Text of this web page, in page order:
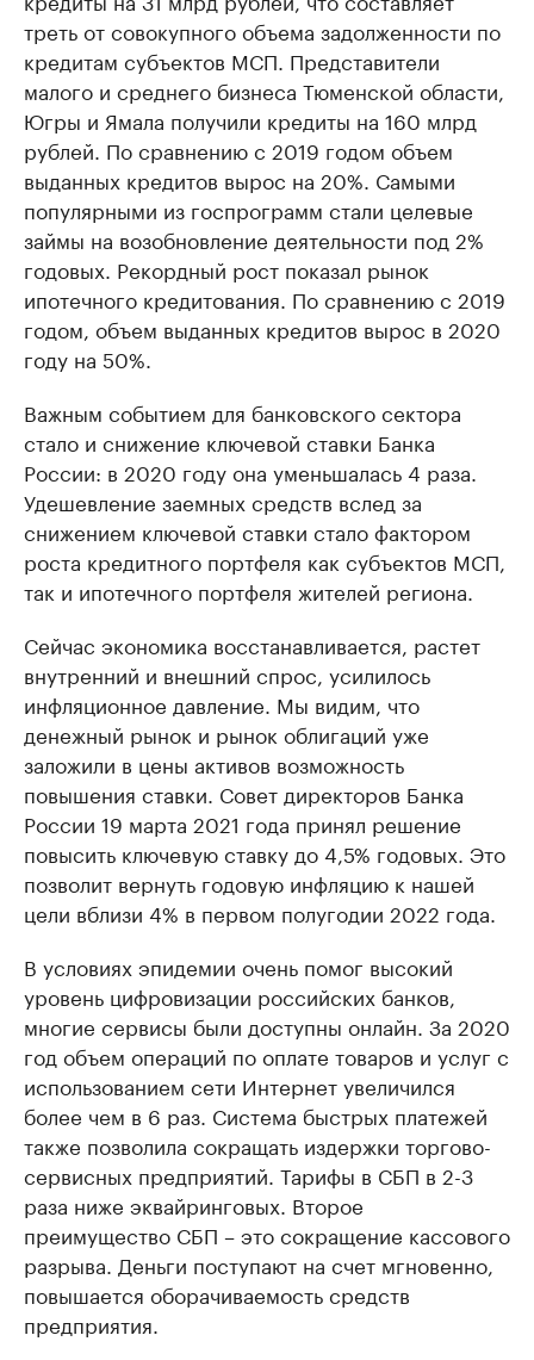
треть от совокупного объема задолженности по
кредитам субъектов МСП. Представители
малого и среднего бизнеса Тюменской области,
Югры и Ямала получили кредиты на 160 млрд
рублей. По сравнению с 2019 годом объем
выданных кредитов вырос на 20%. Самыми
популярными из госпрограмм стали целевые
займы на возобновление деятельности под 2%
годовых. Рекордный рост показал рынок
ипотечного кредитования. По сравнению с 2019
годом, объем выданных кредитов вырос в 2020
году на 50%.
Важным событием для банковского сектора
стало и снижение ключевой ставки Банка
России: в 2020 году она уменьшалась 4 раза.
Удешевление заемных средств вслед за
снижением ключевой ставки стало фактором
роста кредитного портфеля как субъектов МСП,
так и ипотечного портфеля жителей региона.
Сейчас экономика восстанавливается, растет
внутренний и внешний спрос, усилилось
инфляционное давление. Мы видим, что
денежный рынок и рынок облигаций уже
заложили в цены активов возможность
повышения ставки. Совет директоров Банка
России 19 марта 2021 года принял решение
повысить ключевую ставку до 4,5% годовых. Это
позволит вернуть годовую инфляцию к нашей
цели вблизи 4% в первом полугодии 2022 года.
В условиях эпидемии очень помог высокий
уровень цифровизации российских банков,
многие сервисы были доступны онлайн. За 2020
год объем операций по оплате товаров и услуг с
использованием сети Интернет увеличился
более чем в 6 раз. Система быстрых платежей
также позволила сокращать издержки торгово-
сервисных предприятий. Тарифы в СБП в 2-3
раза ниже эквайринговых. Второе
преимущество СБП – это сокращение кассового
разрыва. Деньги поступают на счет мгновенно,
повышается оборачиваемость средств
предприятия.